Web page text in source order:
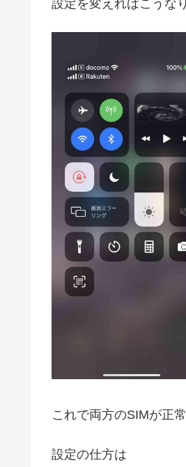
設定を変えればこうな
これで両方のSIMが正
設定の仕方は